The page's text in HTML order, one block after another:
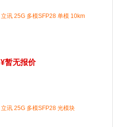
立讯 25G 多模SFP28 单模 10km
¥暂无报价
立讯 25G 多模SFP28 光模块